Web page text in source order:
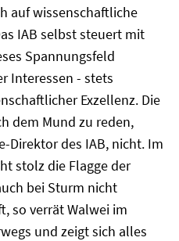
auf wissenschaftliche
IAB selbst steuert mit
Spannungsfeld
Interessen - stets
Exzellenz. Die
dem Mund zu reden,
Direktor des IAB, nicht. Im
stolz die Flagge der
bei Sturm nicht
so verrät Walwei im
und zeigt sich alles